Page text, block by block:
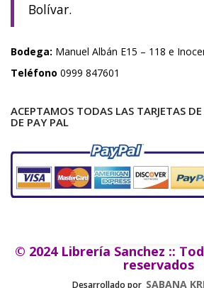
Bolívar.
Bodega: Manuel Albán E15 – 118 e
Teléfono 0999 847601
ACEPTAMOS TODAS LAS TARJETAS
DE PAY PAL
© 2024 Librería Sanchez ::
reservados
Desarrollado por SABANA